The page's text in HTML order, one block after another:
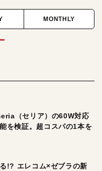
MONTHLY
（セリア）の60W対応
を検証。超コスパの1本を
!? エレコム×ゼブラの新